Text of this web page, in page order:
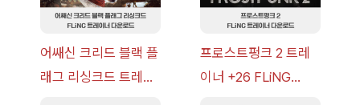
어쌔신 크리드 블랙 플
래그 리싱크드 트레이
프로스트펑크 2 트레
이너 +26 FLiNG